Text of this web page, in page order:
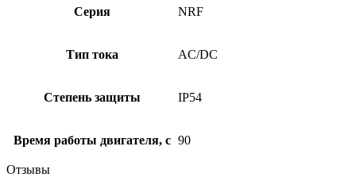
Серия NRF
Тип тока AC/DC
Степень защиты IP54
Время работы двигателя, с 90
Отзывы